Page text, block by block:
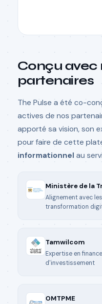
Conçu avec
partenaires
The Pulse a été co-
actives de nos
apporté sa vision, son
pour faire de cette
informationnelau
Ministère de la
Alignement avec
transformation
Tamwilcom
Expertise en
d'investissement
OMTPME